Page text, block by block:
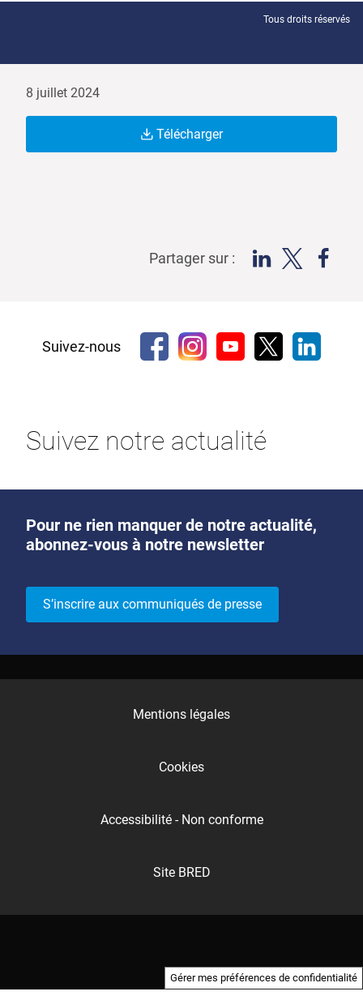
8 juillet 2024
Télécharger
Tous droits réservés
Partager sur :
Suivez-nous
Suivez notre actualité
Pour ne rien manquer de notre actualité,
abonnez-vous à notre newsletter
S’inscrire aux communiqués de presse
Mentions légales
Cookies
Accessibilité - Non conforme
Site BRED
Gérer mes préférences de confidentialité